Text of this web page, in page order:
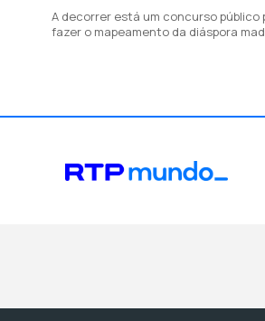
A decorrer está um concurso público
fazer o mapeamento da diáspora